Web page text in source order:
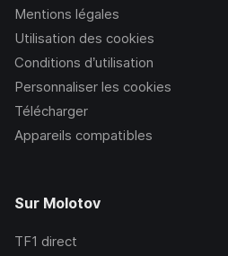
Mentions légales
Utilisation des cookies
Conditions d’utilisation
Personnaliser les cookies
Télécharger
Appareils compatibles
Sur Molotov
TF1 direct